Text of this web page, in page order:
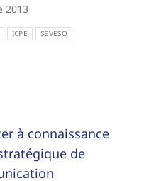
2013
ICPE SEVESO
à connaissance
de